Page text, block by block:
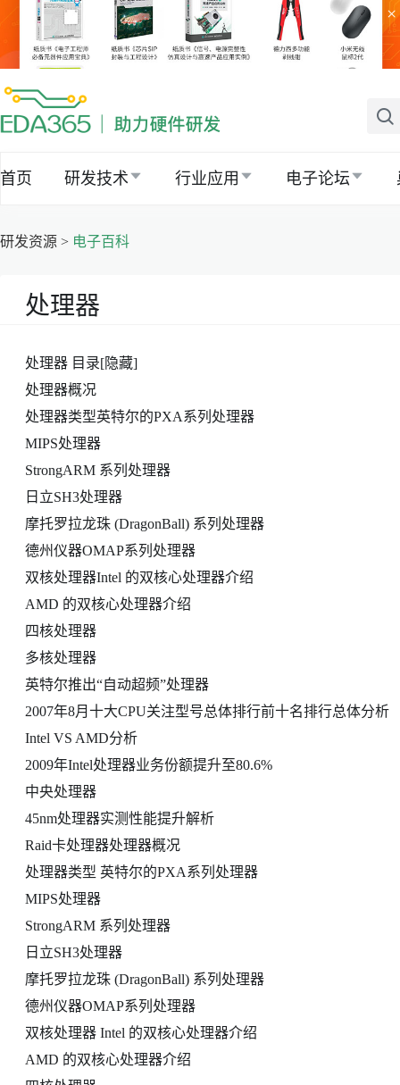
×
首页 研发技术 行业应用 电子论坛
研发资源 > 电子百科
处理器
处理器 目录[隐藏]
处理器概况
处理器类型英特尔的PXA系列处理器
MIPS处理器
StrongARM 系列处理器
日立SH3处理器
摩托罗拉龙珠 (DragonBall) 系列处理器
德州仪器OMAP系列处理器
双核处理器Intel 的双核心处理器介绍
AMD 的双核心处理器介绍
四核处理器
多核处理器
英特尔推出“自动超频”处理器
2007年8月十大CPU关注型号总体排行前十名排行总体分析
Intel VS AMD分析
2009年Intel处理器业务份额提升至80.6%
中央处理器
45nm处理器实测性能提升解析
Raid卡处理器处理器概况
处理器类型 英特尔的PXA系列处理器
MIPS处理器
StrongARM 系列处理器
日立SH3处理器
摩托罗拉龙珠 (DragonBall) 系列处理器
德州仪器OMAP系列处理器
双核处理器 Intel 的双核心处理器介绍
AMD 的双核心处理器介绍